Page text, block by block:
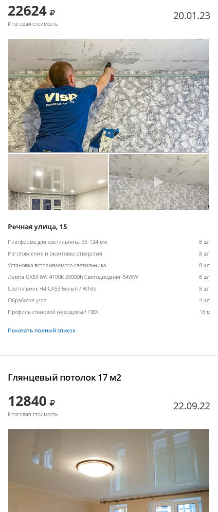
22624
Итоговая стоимость
20.01.23
Речная улица, 15
Платформа для светильника 55-124 мм
8 шт
Изготовление и окантовка отверстия
8 шт
Установка встраиваемого светильника
8 шт
Лампа GX53 6W 4100К 25000h Светодиодная-54WW
8 шт
Светильник H4 GX53 белый / White
8 шт
Обработка угла
4 шт
Профиль стеновой невидимый ПВХ
16 м
Показать полный список
Глянцевый потолок 17 м2
12840
Итоговая стоимость
22.09.22